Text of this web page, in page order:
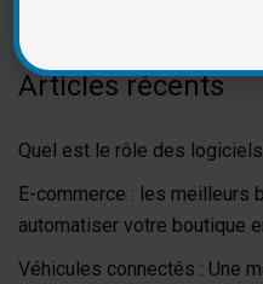
Articles récents
Quel est le rôle des
E-commerce : les meilleurs
automatiser votre boutique
Véhicules connectés : Une